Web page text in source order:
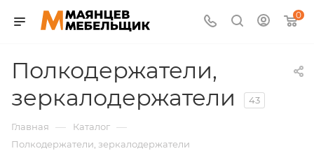
0
Полкодержатели,
зеркалодержатели
43
Главная — Каталог —
Полкодержатели, зеркалодержатели